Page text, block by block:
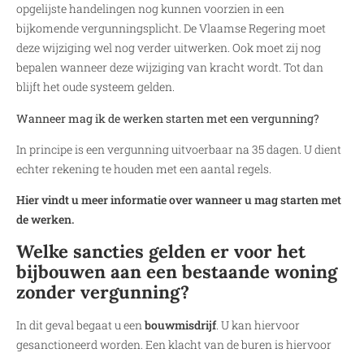
opgelijste handelingen nog kunnen voorzien in een
bijkomende vergunningsplicht. De Vlaamse Regering moet
deze wijziging wel nog verder uitwerken. Ook moet zij nog
bepalen wanneer deze wijziging van kracht wordt. Tot dan
blijft het oude systeem gelden.
Wanneer mag ik de werken starten met een vergunning?
In principe is een vergunning uitvoerbaar na 35 dagen. U dient
echter rekening te houden met een aantal regels.
Hier vindt u meer informatie over wanneer u mag starten met
de werken.
Welke sancties gelden er voor het
bijbouwen aan een bestaande woning
zonder vergunning?
In dit geval begaat u een bouwmisdrijf. U kan hiervoor
gesanctioneerd worden. Een klacht van de buren is hiervoor